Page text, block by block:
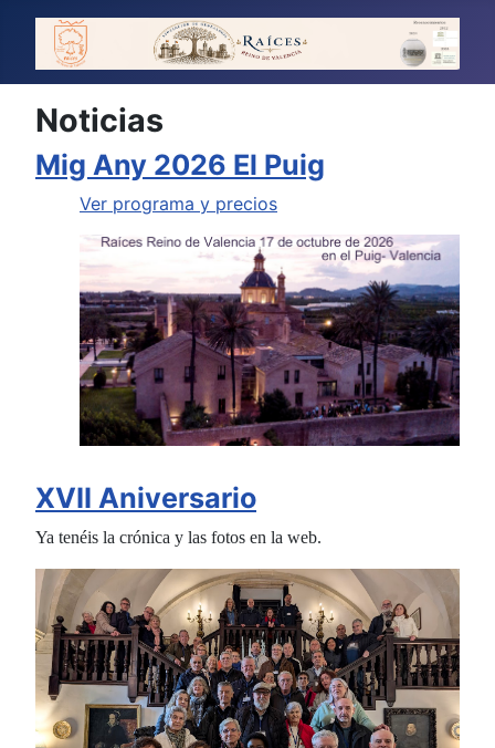
Noticias
Mig Any 2026 El Puig
Ver programa y precios
XVII Aniversario
Ya tenéis la crónica y las fotos en la web.